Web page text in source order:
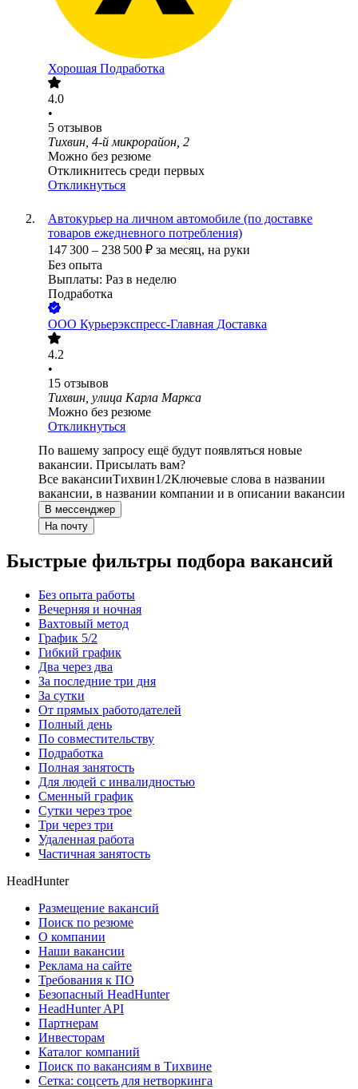
Хорошая Подработка
4.0
•
5 отзывов
Тихвин, 4-й микрорайон, 2
Можно без резюме
Откликнитесь среди первых
Откликнуться
Автокурьер на личном автомобиле (по доставке
товаров ежедневного потребления)
147 300 – 238 500 ₽ за месяц, на руки
Без опыта
Выплаты: Раз в неделю
Подработка
ООО Курьерэкспресс-Главная Доставка
4.2
•
15 отзывов
Тихвин, улица Карла Маркса
Можно без резюме
Откликнуться
По вашему запросу ещё будут появляться новые
вакансии. Присылать вам?
Все вакансииТихвин1/2Ключевые слова в названии
вакансии, в названии компании и в описании вакансии
В мессенджер
На почту
Быстрые фильтры подбора вакансий
Без опыта работы
Вечерняя и ночная
Вахтовый метод
График 5/2
Гибкий график
Два через два
За последние три дня
За сутки
От прямых работодателей
Полный день
По совместительству
Подработка
Полная занятость
Для людей с инвалидностью
Сменный график
Сутки через трое
Три через три
Удаленная работа
Частичная занятость
HeadHunter
Размещение вакансий
Поиск по резюме
О компании
Наши вакансии
Реклама на сайте
Требования к ПО
Безопасный HeadHunter
HeadHunter API
Партнерам
Инвесторам
Каталог компаний
Поиск по вакансиям в Тихвине
Сетка: соцсеть для нетворкинга